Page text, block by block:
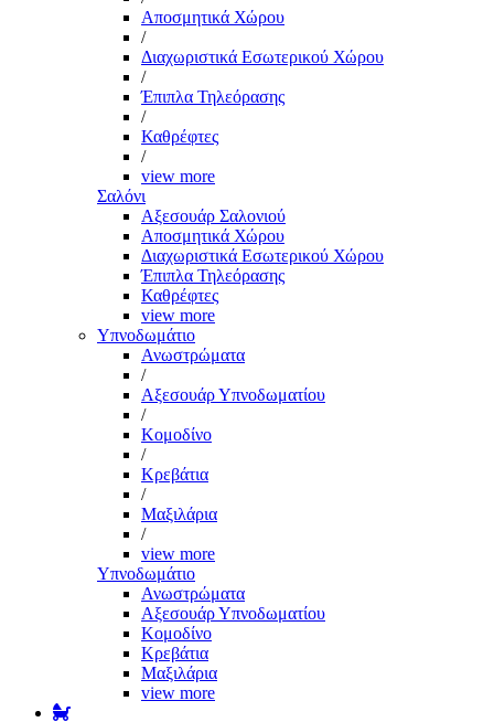
Αποσμητικά Χώρου
/
Διαχωριστικά Εσωτερικού Χώρου
/
Έπιπλα Τηλεόρασης
/
Καθρέφτες
/
view more
Σαλόνι
Αξεσουάρ Σαλονιού
Αποσμητικά Χώρου
Διαχωριστικά Εσωτερικού Χώρου
Έπιπλα Τηλεόρασης
Καθρέφτες
view more
Υπνοδωμάτιο
Ανωστρώματα
/
Αξεσουάρ Υπνοδωματίου
/
Κομοδίνο
/
Κρεβάτια
/
Μαξιλάρια
/
view more
Υπνοδωμάτιο
Ανωστρώματα
Αξεσουάρ Υπνοδωματίου
Κομοδίνο
Κρεβάτια
Μαξιλάρια
view more